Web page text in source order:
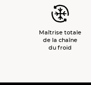
Maîtrise totale
de la chaîne
du froid